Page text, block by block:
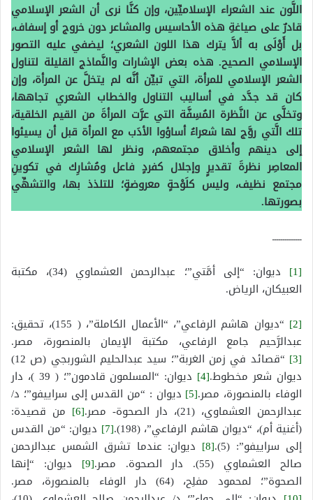
اللَّون عند الشعراء الإسلاميِّين، وإن كنَّا نرى أن الشعر الإسلامي
قادرٌ على صياغةِ هذه الأحاسيس والمشاعر دون خروج أو إسفاف،
بل أَوْلَى به ألاَّ يترك هذا اللون الشعري؛ ليضفي عليه التصور
الإسلامي الصحيح. هذه بعض الإشارات والنَّماذج القليلة لتناول
الشعر الإسلامي للمرأة، التي تبيِّن أنَّه لم يتخلَّ عن المرأة، وإن
كان قد جدَّد في أساليب التناول والخطاب الشعري تجاهها،
وتخلَّى عن النَّظرة المُسِفَّة التي عرَّت المرأةَ من القيم الخلقية،
تلك الَّتي روَّج لها شعراءُ أساؤوا الأدَب مع المرأة قبل أن يسيئوا
إلى دينهم وأخلاق مجتمعهم، ونظر لها الشعر الإسلامي
المعاصِر نظرةَ تقديرٍ وإجلال كفردٍ فاعل ومُشارِك في تكوينِ
مجتمع نظيف، وليس كلَوْحةٍ معروضةٍ؛ للتلذذ بها، والتشهِّي
بصورتها.
ــــــــــــــ
[1]
ديوان: “إلى أمَّتي”؛ عبدالرحمن العشماوي (34)، مكتبة
العبيكان، الرياض.
[2]
“ديوان هاشم الرفاعي”، “الأعمال الكاملة”، ( 155)، تحقيق:
عبدالرَّحيم جامع الرفاعي، مكتبة الإيمان بالمنصورة، مصر.
[3]
“قصائد في زمن الغربة”؛ سيد عبدالحليم الشوربجي (ص 12)
ديوان شعر مخطوط.[4]
ديوان: “المسلمون قادمون”؛ ( 39 )، دار
الوفاء بالمنصورة، مصر.[5]
ديوان : “من القدس إلى سراييفو”؛ د/
عبدالرحمن العشماوي، (21)، دار الصحوة- مصر.
[6]
من قصيدة:
(أغنية أم)، “ديوان هاشم الرفاعي”، (198).
[7]
ديوان: “من القدس
إلى سراييفو”: (5).
[8]
ديوان: عندما تشرق الشمس عبدالرحمن
صالح العشماوي (55). دار الصحوة. مصر.
[9]
ديوان: “إنها
الصحوة”؛ لمحمود مفلِح، (64) دار الوفاء بالمنصورة، مصر.